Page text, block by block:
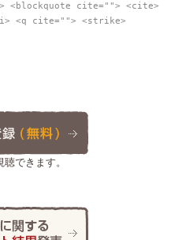
<blockquote cite=""> <cite>
<q cite=""> <strike>
できます。